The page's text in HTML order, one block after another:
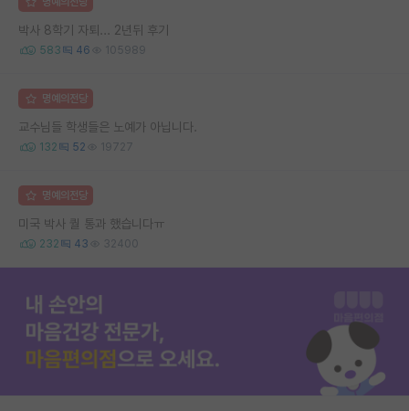
박사 8학기 자퇴... 2년뒤 후기
583 46 105989
명예의전당
교수님들 학생들은 노예가 아닙니다.
132 52 19727
명예의전당
미국 박사 퀄 통과 했습니다ㅠ
232 43 32400